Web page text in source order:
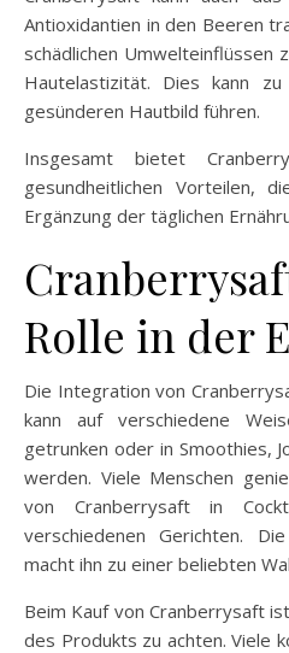
Antioxidantien in den Beeren
schädlichen Umwelteinflüssen
Hautelastizität. Dies kann
gesünderen Hautbild führen.
Insgesamt bietet
gesundheitlichen Vorteilen,
Ergänzung der täglichen
Rolle in der
Die Integration von
kann auf verschiedene
getrunken oder in Smoothies,
werden. Viele Menschen
von Cranberrysaft in
verschiedenen Gerichten.
macht ihn zu einer beliebten
Beim Kauf von Cranberrysaft
des Produkts zu achten. Viele